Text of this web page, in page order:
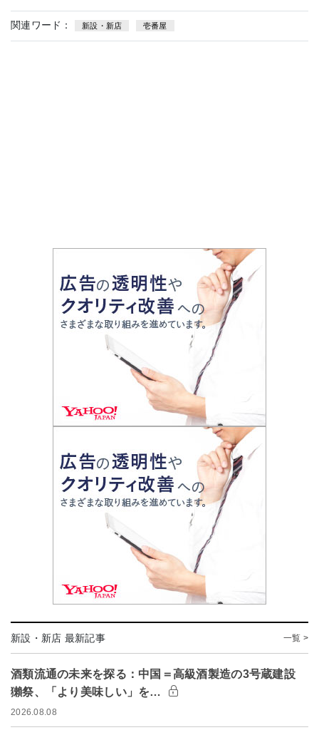
関連ワード： 新設・新店 壱番屋
新設・新店 最新記事 一覧 >
酒類流通の未来を探る：中国＝高級酒製造の3号蔵建設
獺祭、「より美味しい」を…
2026.08.08